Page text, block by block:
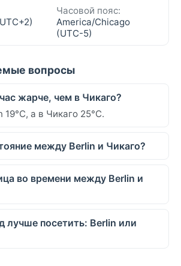
Часовой пояс:
America/Chicago
(UTC-5)
вопросы
жарче, чем в Чикаго?
а в Чикаго 25°C.
между Berlin и Чикаго?
во времени между Berlin и
лучше посетить: Berlin или